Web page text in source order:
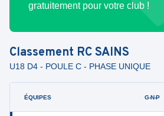
gratuitement pour votre club !
Classement RC SAINS
U18 D4 - POULE C - PHASE UNIQUE
ÉQUIPES G-N-P